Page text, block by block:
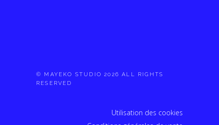
© MAYEKO STUDIO 2026 ALL RIGHTS
RESERVED
Utilisation des cookies